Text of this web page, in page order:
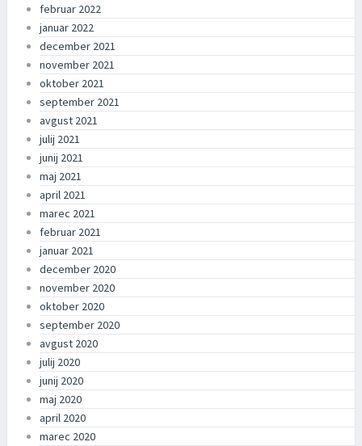
februar 2022
januar 2022
december 2021
november 2021
oktober 2021
september 2021
avgust 2021
julij 2021
junij 2021
maj 2021
april 2021
marec 2021
februar 2021
januar 2021
december 2020
november 2020
oktober 2020
september 2020
avgust 2020
julij 2020
junij 2020
maj 2020
april 2020
marec 2020